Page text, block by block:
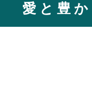
愛と豊